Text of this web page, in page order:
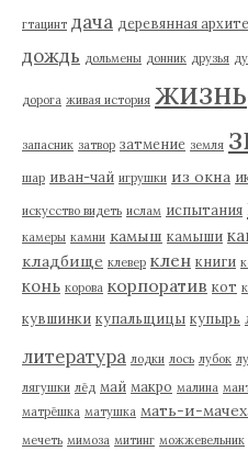
гтацинт дача деревянная
дождь дольмены донник друзья
дорога живая история жизнь
запасник затвор затмение земля
шар иван-чай игрушки из окна
искусство видеть ислам испытания
камеры камни камыш камыши
кладбище клевер клен книги
конь корова корпоратив кот
кувшинки купальщицы купырь
литература лодки лось лубок
лягушки лёд май макро малина
матрёшка матушка мать-и-
мечеть мимоза митинг можжевельник